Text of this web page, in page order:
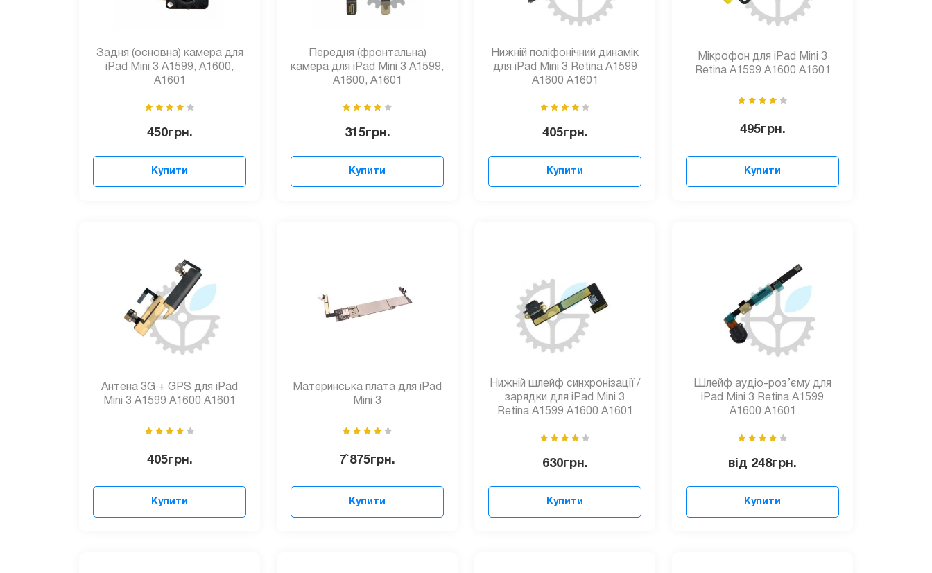
Задня (основна) камера для
iPad Mini 3 A1599, A1600,
A1601
450грн.
Купити
Передня (фронтальна)
камера для iPad Mini 3 A1599,
A1600, A1601
315грн.
Купити
Нижній поліфонічний динамік
для iPad Mini 3 Retina A1599
A1600 A1601
405грн.
Купити
Мікрофон для iPad Mini 3
Retina A1599 A1600 A1601
495грн.
Купити
Антена 3G + GPS для iPad
Mini 3 A1599 A1600 A1601
405грн.
Купити
Материнська плата для iPad
Mini 3
7`875грн.
Купити
Нижній шлейф синхронізації /
зарядки для iPad Mini 3
Retina A1599 A1600 A1601
630грн.
Купити
Шлейф аудіо-роз’єму для
iPad Mini 3 Retina A1599
A1600 A1601
від 248грн.
Купити